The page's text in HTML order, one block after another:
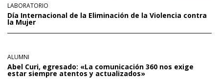
LABORATORIO
Día Internacional de la Eliminación de la Violencia contra
la Mujer
ALUMNI
Abel Curi, egresado: «La comunicación 360 nos exige
estar siempre atentos y actualizados»